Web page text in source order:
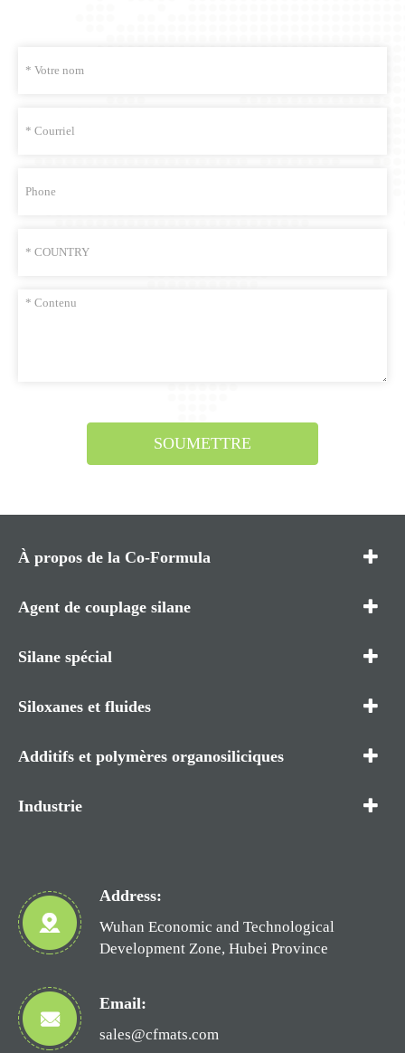
SOUMETTRE
À propos de la Co-Formula
Agent de couplage silane
Silane spécial
Siloxanes et fluides
Additifs et polymères organosiliciques
Industrie
Address:
Wuhan Economic and Technological
Development Zone, Hubei Province
Email:
sales@cfmats.com